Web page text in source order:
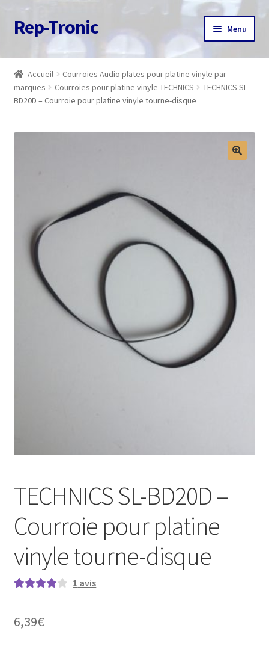
Aller
à
navigation
Aller
au
Rep-Tronic Menu
Accueil
A propos
Contact
Avis client
Mon compte
Accueil
Courroies Audio plates pour platine vinyle par
marques
Courroies pour platine vinyle TECHNICS
TECHNICS SL-
BD20D – Courroie pour platine vinyle tourne-disque
TECHNICS SL-BD20D –
Courroie pour platine
vinyle tourne-disque
sur
1 avis
6,39€